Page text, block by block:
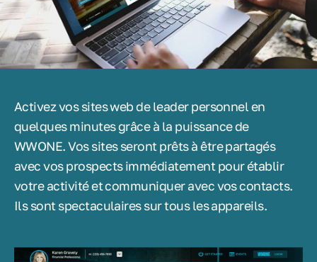
Activez vos sites web de leader personnel en
quelques minutes grâce à la puissance de
WWONE. Vos sites seront prêts à être partagés
avec vos prospects immédiatement pour établir
votre activité et communiquer avec vos contacts.
Ils sont spectaculaires sur tous les appareils.